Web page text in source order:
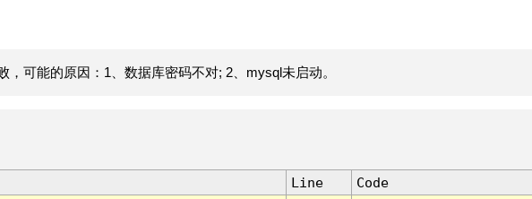
，可能的原因：1、数据库密码不对; 2、mysql未启动。
Line
Code